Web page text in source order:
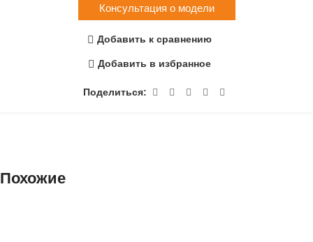
Консультация о модели
Добавить к сравнению
Добавить в избранное
Поделиться:
Похожие